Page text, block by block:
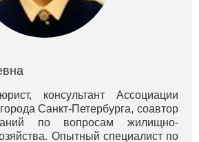
консультант Ассоциации
Санкт‐Петербурга, соавтор
по вопросам жилищно‐
Опытный специалист по